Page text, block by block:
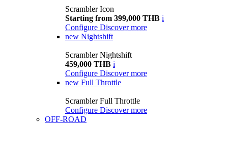
Scrambler Icon
Starting from 399,000 THB i
Configure Discover more
new Nightshift
Scrambler Nightshift
459,000 THB i
Configure Discover more
new Full Throttle
Scrambler Full Throttle
Configure Discover more
OFF-ROAD